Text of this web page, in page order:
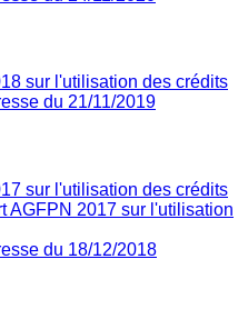
sur l'utilisation des crédits
du 21/11/2019
sur l'utilisation des crédits
AGFPN 2017 sur l'utilisation
du 18/12/2018